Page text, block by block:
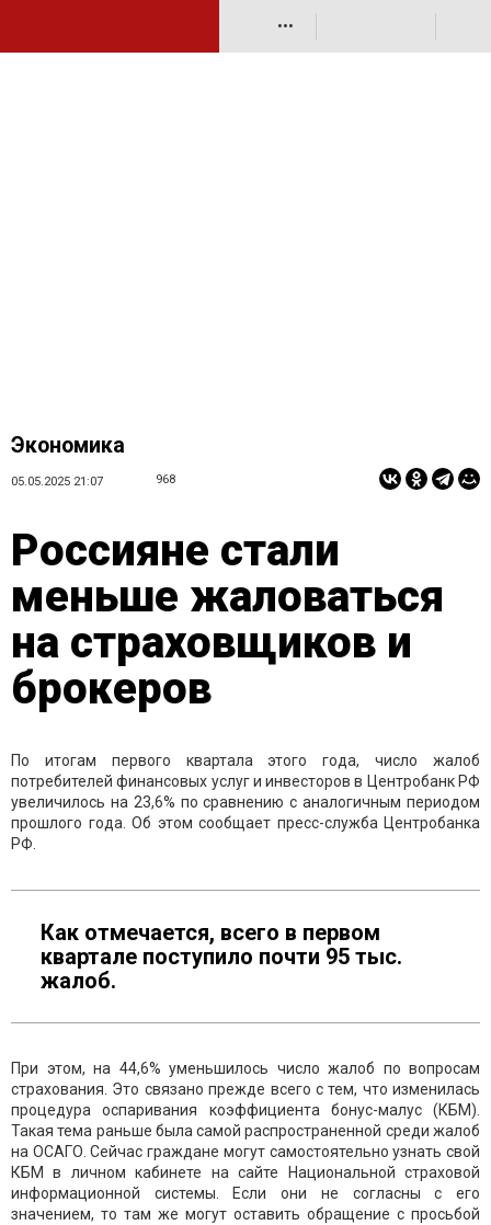
•••
Экономика
05.05.2025 21:07 968
Россияне стали
меньше жаловаться
на страховщиков и
брокеров
По итогам первого квартала этого года, число жалоб
потребителей финансовых услуг и инвесторов в Центробанк РФ
увеличилось на 23,6% по сравнению с аналогичным периодом
прошлого года. Об этом сообщает пресс-служба Центробанка
РФ.
Как отмечается, всего в первом
квартале поступило почти 95 тыс.
жалоб.
При этом, на 44,6% уменьшилось число жалоб по вопросам
страхования. Это связано прежде всего с тем, что изменилась
процедура оспаривания коэффициента бонус-малус (КБМ).
Такая тема раньше была самой распространенной среди жалоб
на ОСАГО. Сейчас граждане могут самостоятельно узнать свой
КБМ в личном кабинете на сайте Национальной страховой
информационной системы. Если они не согласны с его
значением, то там же могут оставить обращение с просьбой